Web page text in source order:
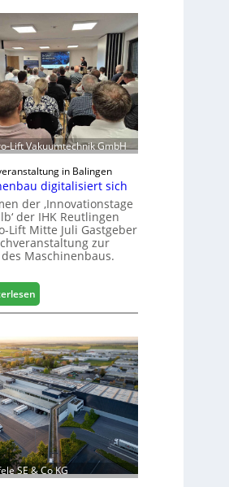
Lift Vakuumtechnik GmbH
in Balingen
digitalisiert sich
der ‚Innovationstage
der IHK Reutlingen
Lift Mitte Juli Gastgeber
zur
Maschinenbaus.
:
M
s
c
h
i
n
e
n
b
a
u
SE & Co KG